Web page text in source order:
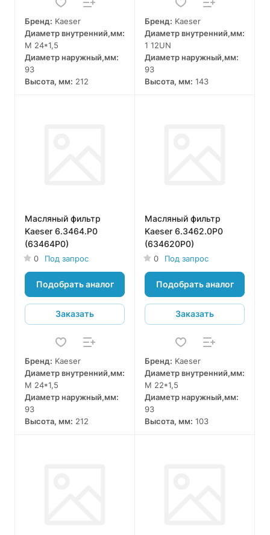
Бренд: Kaeser
Диаметр внутренний,мм:
M 24*1,5
Диаметр наружный,мм:
93
Высота, мм: 212
Бренд: Kaeser
Диаметр внутренний,мм:
1 12UN
Диаметр наружный,мм:
93
Высота, мм: 143
Масляный фильтр
Kaeser 6.3464.P0
(63464P0)
0 Под запрос
Подобрать аналог
Заказать
Бренд: Kaeser
Диаметр внутренний,мм:
M 24*1,5
Диаметр наружный,мм:
93
Высота, мм: 212
Масляный фильтр
Kaeser 6.3462.0P0
(634620P0)
0 Под запрос
Подобрать аналог
Заказать
Бренд: Kaeser
Диаметр внутренний,мм:
M 22*1,5
Диаметр наружный,мм:
93
Высота, мм: 103